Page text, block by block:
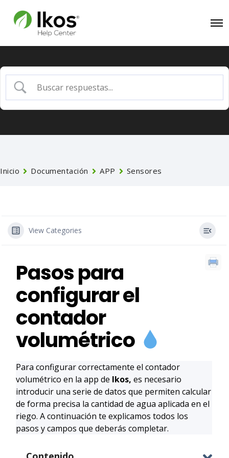
Inicio Documentación APP Sensores
View Categories
Pasos para
configurar el
contador
volumétrico
Para configurar correctamente el contador
volumétrico en la app de Ikos, es necesario
introducir una serie de datos que permiten calcular
de forma precisa la cantidad de agua aplicada en el
riego. A continuación te explicamos todos los
pasos y campos que deberás completar.